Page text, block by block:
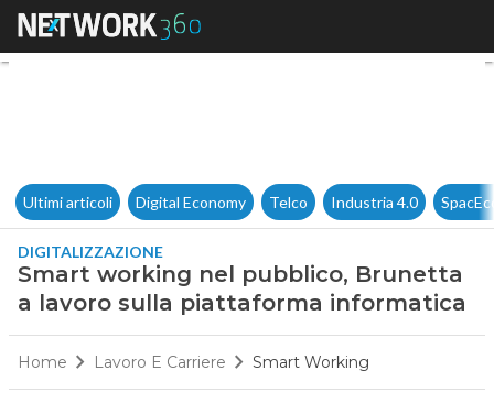
Smart working nel pubblico,
Ultimi articoli Digital Economy Telco Industria 4.0
DIGITALIZZAZIONE
Smart working nel pubblico, Brunetta
a lavoro sulla piattaforma informatica
Home Lavoro E Carriere Smart Working